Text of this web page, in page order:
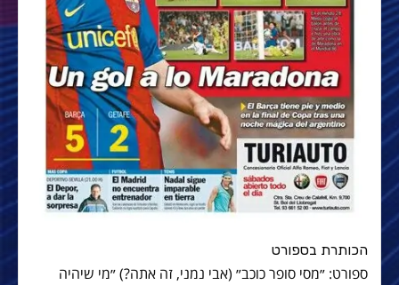
הכותרת בספורט
ספורט: ״מסי סופר כוכב״ (אבי נמני, זה אתה?) ״מי שיהיה